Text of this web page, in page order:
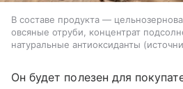
В составе продукта —
овсяные отруби, концентрат
натуральные антиоксиданты
Он будет полезен для